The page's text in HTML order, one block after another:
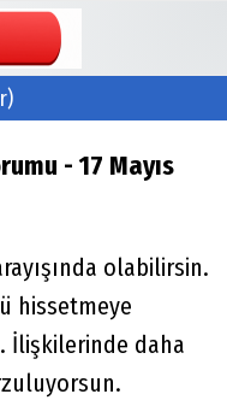
Mail
Yönetim
Paneli
Künye
- 17 Mayıs
olabilirsin.
hissetmeye
İlişkilerinde daha